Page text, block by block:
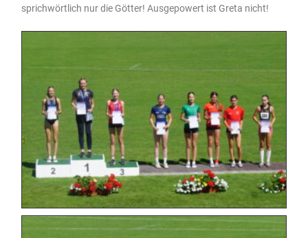
sprichwörtlich nur die Götter! Ausgepowert ist Greta nicht!